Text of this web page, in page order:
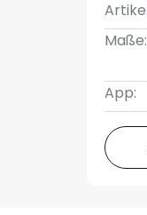
Maße:
App: